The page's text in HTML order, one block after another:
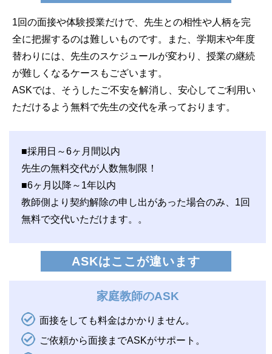
1回の面接や体験授業だけで、先生との相性や人柄を完
全に把握するのは難しいものです。また、学期末や年度
替わりには、先生のスケジュールが変わり、授業の継続
が難しくなるケースもございます。
ASKでは、そうしたご不安を解消し、安心してご利用い
ただけるよう無料で先生の交代を承っております。
■採用日～6ヶ月間以内
先生の無料交代が人数無制限！
■6ヶ月以降～1年以内
教師側より契約解除の申し出があった場合のみ、1回
無料で交代いただけます。。
ASKはここが違います
家庭教師のASK
面接をしても料金はかかりません。
ご依頼から面接までASKがサポート。